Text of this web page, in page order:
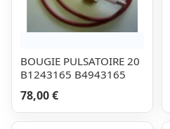
BOUGIE PULSATOIRE 20
B1243165 B4943165
78,00 €